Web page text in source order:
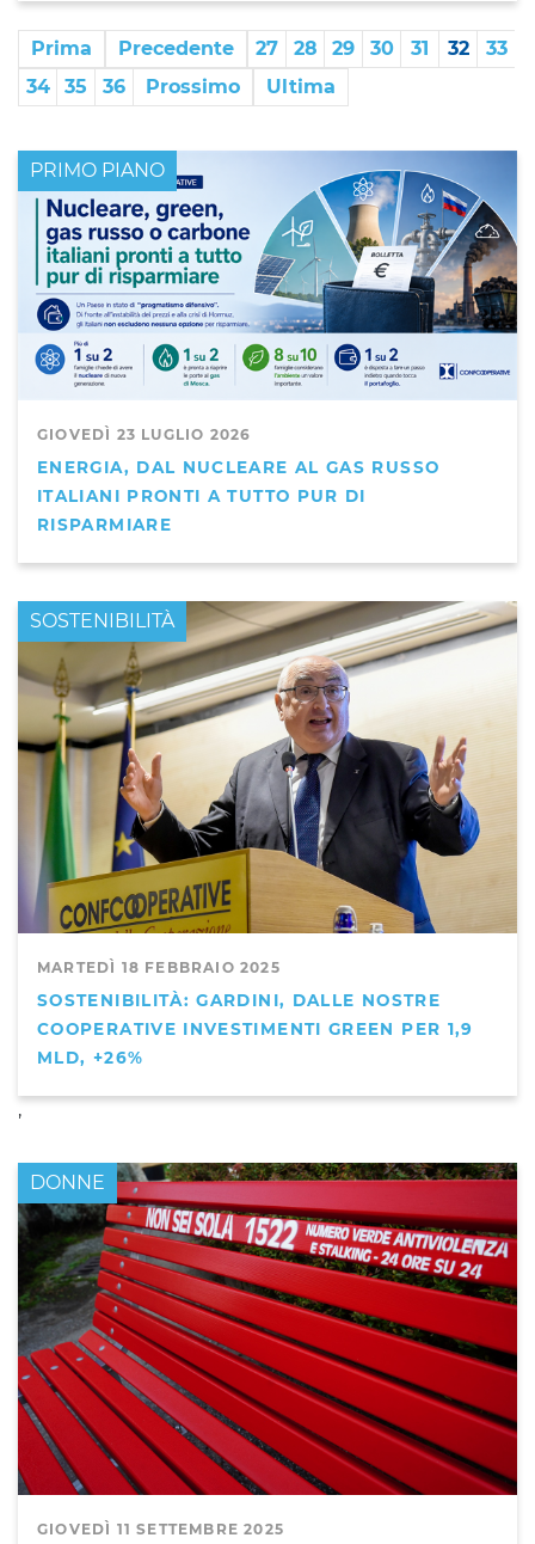
Prima Precedente 27 28 29 30 31 32
33
34
35 36 Prossimo Ultima
GIOVEDÌ 23 LUGLIO 2026
ENERGIA, DAL NUCLEARE AL GAS RUSSO
ITALIANI PRONTI A TUTTO PUR DI
RISPARMIARE
PRIMO PIANO
MARTEDÌ 18 FEBBRAIO 2025
SOSTENIBILITÀ: GARDINI, DALLE NOSTRE
COOPERATIVE INVESTIMENTI GREEN PER 1,9
MLD, +26%
PRIMO PIANO
,
SOSTENIBILITÀ
GIOVEDÌ 11 SETTEMBRE 2025
DONNE